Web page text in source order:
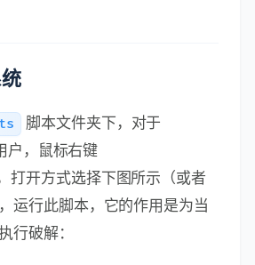
脚本文件夹下，对于
户，鼠标右键
打开方式选择下图所示（或者
运行此脚本，它的作用是为当
行破解：